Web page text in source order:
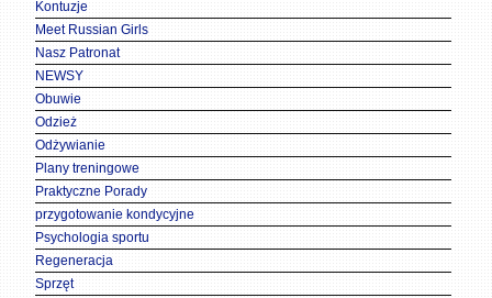
Kontuzje
Meet Russian Girls
Nasz Patronat
NEWSY
Obuwie
Odzież
Odżywianie
Plany treningowe
Praktyczne Porady
przygotowanie kondycyjne
Psychologia sportu
Regeneracja
Sprzęt